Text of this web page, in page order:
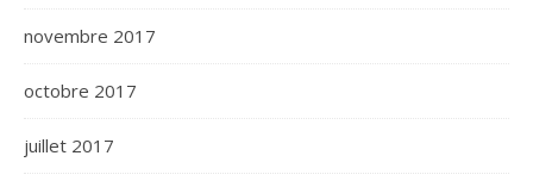
novembre 2017
octobre 2017
juillet 2017